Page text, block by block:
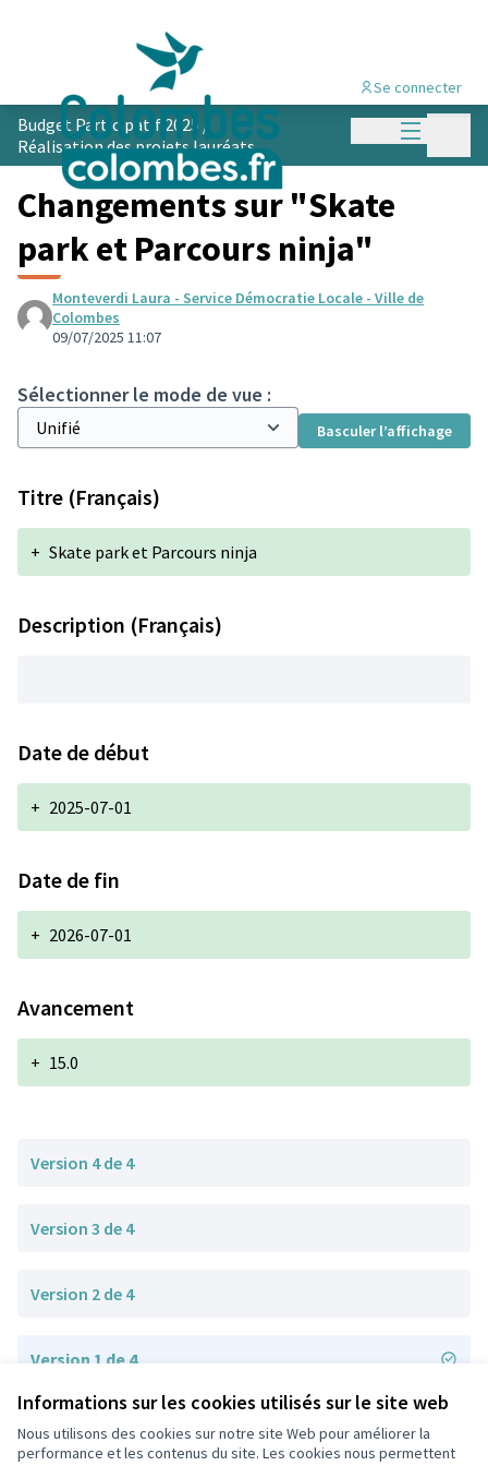
Informations sur les cookies utilisés sur le site web
Nous utilisons des cookies sur notre site Web pour améliorer la
performance et les contenus du site. Les cookies nous permettent
Menu
Se connecter
Budget Participatif 2025 /
Réalisation des projets lauréats
Changements sur "Skate
park et Parcours ninja"
Monteverdi Laura - Service Démocratie Locale - Ville de
Colombes
09/07/2025 11:07
Sélectionner le mode de vue :
Basculer l’affichage
Titre (Français)
+ Skate park et Parcours ninja
Description (Français)
Date de début
+ 2025-07-01
Date de fin
+ 2026-07-01
Avancement
+ 15.0
Version 4 de 4
Version 3 de 4
Version 2 de 4
Version 1 de 4
Conditions d'utilisation
Paramètres des cookies